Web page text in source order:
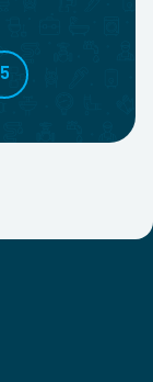
5